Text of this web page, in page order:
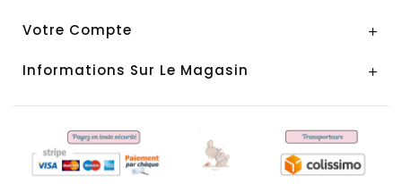
Votre Compte 
Informations Sur Le Magasin 